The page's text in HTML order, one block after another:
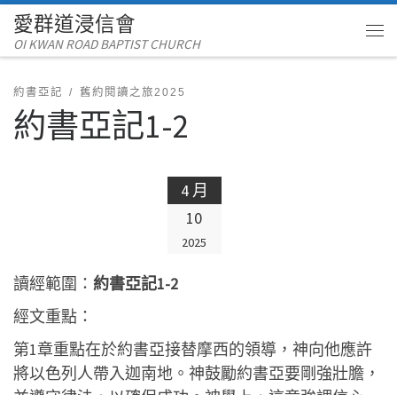
Skip to content
愛群道浸信會
OI KWAN ROAD BAPTIST CHURCH
約書亞記 舊約閱讀之旅2025
約書亞記1-2
4 月
10
2025
讀經範圍： 約書亞記1-2
經文重點：
第1章重點在於約書亞接替摩西的領導，神向他應許
將以色列人帶入迦南地。神鼓勵約書亞要剛強壯膽，